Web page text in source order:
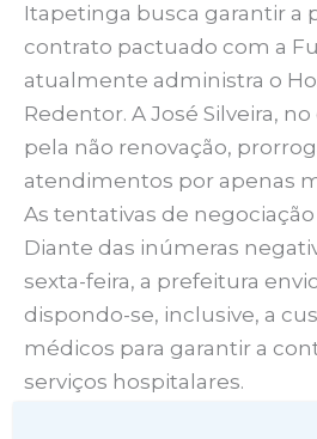
Itapetinga busca garantir a
contrato pactuado com a
atualmente administra o
Redentor. A José Silveira,
pela não renovação,
atendimentos por apenas
As tentativas de
Diante das inúmeras
sexta-feira, a prefeitura
dispondo-se, inclusive, a
médicos para garantir a
serviços hospitalares.